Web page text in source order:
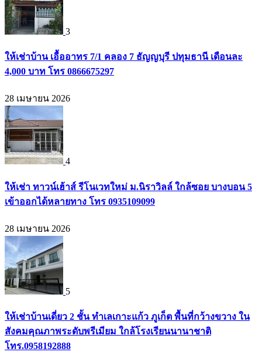
3
ให้เช่าบ้าน เอื้ออาทร 7/1 คลอง 7 ธัญญบุรี ปทุมธานี เดือนละ
4,000 บาท โทร 0866675297
28 เมษายน 2026
4
ให้เช่า ทาวน์เฮ้าส์ รีโนเวทใหม่ ม.นิราวิลล์ ใกล้ซอย บางบอน 5
เข้าออกได้หลายทาง โทร 0935109099
28 เมษายน 2026
5
ให้เช่าบ้านเดี่ยว 2 ชั้น ทำเลเกาะแก้ว ภูเก็ต พื้นที่กว้างขวาง ใน
สังคมคุณภาพระดับพรีเมียม ใกล้โรงเรียนนานาชาติ
โทร.0958192888